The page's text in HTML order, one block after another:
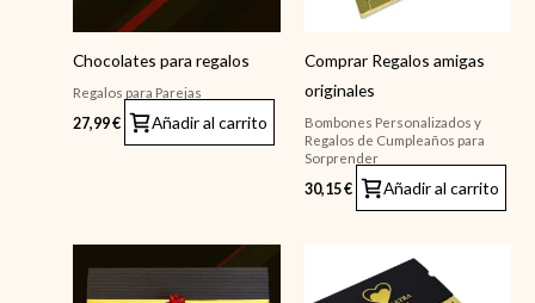
Chocolates para regalos
Regalos para Parejas
27,99€ Añadir al carrito
Comprar Regalos amigas
originales
Bombones Personalizados y
Regalos de Cumpleaños para
Sorprender
30,15€ Añadir al carrito